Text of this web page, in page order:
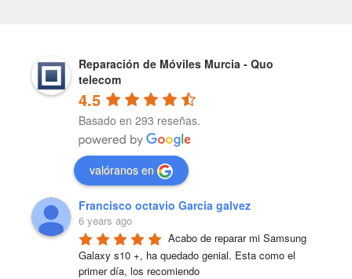
Reparación de Móviles Murcia - Quo
telecom
4.5
Basado en 293 reseñas.
valóranos en
Francisco octavio Garcia galvez
6 years ago
Acabo de reparar mi Samsung
Galaxy s10 +, ha quedado genial. Esta como el
primer día, los recomiendo